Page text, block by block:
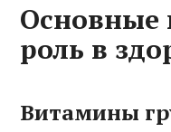
Основные
роль в
Витамины